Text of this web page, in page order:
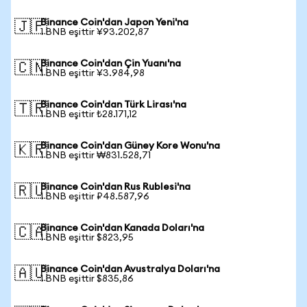
🇯🇵Binance Coin'dan Japon Yeni'na
1 BNB eşittir ¥93.202,87
🇨🇳Binance Coin'dan Çin Yuanı'na
1 BNB eşittir ¥3.984,98
🇹🇷Binance Coin'dan Türk Lirası'na
1 BNB eşittir ₺28.171,12
🇰🇷Binance Coin'dan Güney Kore Wonu'na
1 BNB eşittir ₩831.528,71
🇷🇺Binance Coin'dan Rus Rublesi'na
1 BNB eşittir ₽48.587,96
🇨🇦Binance Coin'dan Kanada Doları'na
1 BNB eşittir $823,95
🇦🇺Binance Coin'dan Avustralya Doları'na
1 BNB eşittir $835,86